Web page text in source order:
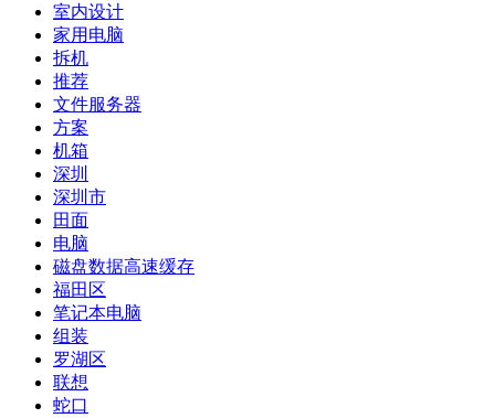
室内设计
家用电脑
拆机
推荐
文件服务器
方案
机箱
深圳
深圳市
田面
电脑
磁盘数据高速缓存
福田区
笔记本电脑
组装
罗湖区
联想
蛇口